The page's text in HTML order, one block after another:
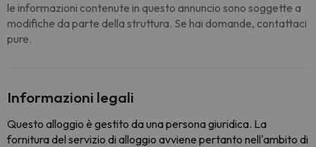
le informazioni contenute in questo annuncio sono soggette a
modifiche da parte della struttura. Se hai domande, contattaci
pure.
Informazioni legali
Questo alloggio è gestito da una persona giuridica. La
fornitura del servizio di alloggio avviene pertanto nell'ambito di